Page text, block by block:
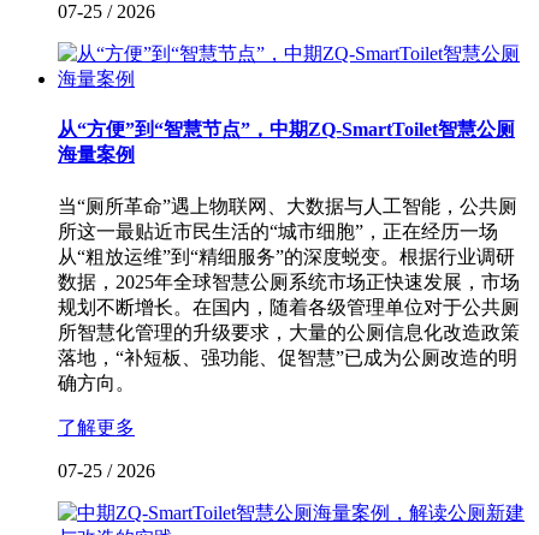
07-25 / 2026
从“方便”到“智慧节点”，中期ZQ-SmartToilet智慧公厕
海量案例
当“厕所革命”遇上物联网、大数据与人工智能，公共厕
所这一最贴近市民生活的“城市细胞”，正在经历一场
从“粗放运维”到“精细服务”的深度蜕变。根据行业调研
数据，2025年全球智慧公厕系统市场正快速发展，市场
规划不断增长。在国内，随着各级管理单位对于公共厕
所智慧化管理的升级要求，大量的公厕信息化改造政策
落地，“补短板、强功能、促智慧”已成为公厕改造的明
确方向。
了解更多
07-25 / 2026